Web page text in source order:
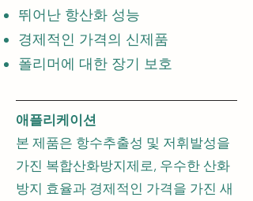
뛰어난 항산화 성능
경제적인 가격의 신제품
폴리머에 대한 장기 보호
애플리케이션
본 제품은 항수추출성 및 저휘발성을
가진 복합산화방지제로, 우수한 산화
방지 효율과 경제적인 가격을 가진 새